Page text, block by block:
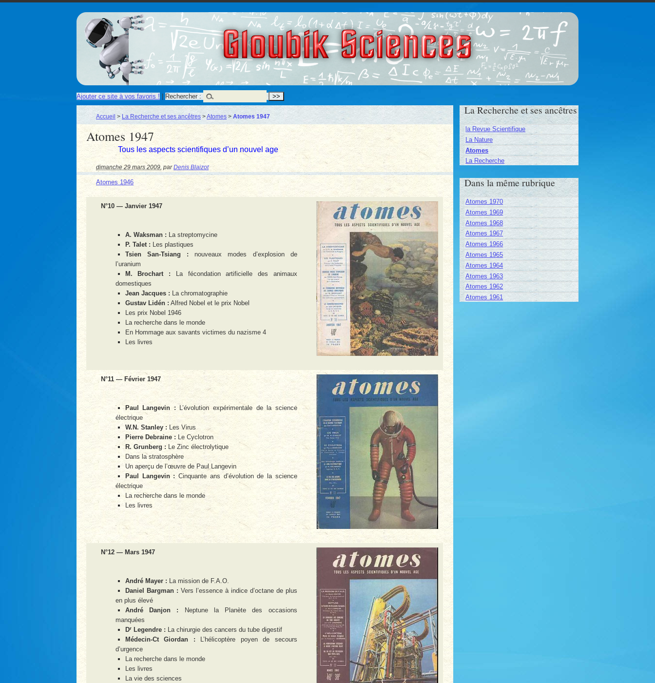
Gloubik Sciences
Ajouter ce site à vos favoris ! | Rechercher :
Accueil > La Recherche et ses ancêtres >Atomes > Atomes 1947
Atomes 1947
Tous les aspects scientifiques d’un nouvel age
dimanche 29 mars 2009 parDenis Blaizot
Atomes 1946
N°10 — Janvier 1947
A. Waksman : La streptomycine
P. Talet : Les plastiques
Tsien San-Tsiang : nouveaux modes d’explosion de
l’uranium
M. Brochart : La fécondation artificielle des animaux
domestiques
Jean Jacques : La chromatographie
Gustav Lidén : Alfred Nobel et le prix Nobel
Les prix Nobel 1946
La recherche dans le monde
En Hommage aux savants victimes du nazisme 4
Les livres
N°11 — Février 1947
Paul Langevin :L’évolution expérimentale de la science
électrique
W.N. Stanley : Les Virus
Pierre Debraine :Le Cyclotron
R. Grunberg :Le Zinc électrolytique
Dans la stratosphère
Un aperçu de l’œuvre de Paul Langevin
Paul Langevin : Cinquante ans d’évolution de la science
électrique
La recherche dans le monde
Les livres
N°12 — Mars 1947
André Mayer : La mission de F.A.O.
Daniel Bargman : Vers l’essence à indice d’octane de plus
en plus élevé
André Danjon : Neptune la Planète des occasions
manquées
DrLegendre : La chirurgie des cancers du tube digestif
Médecin-Ct Giordan : L’hélicoptère poyen de secours
d’urgence
La recherche dans le monde
Les livres
La vie des sciences
La Recherche et ses ancêtres
la Revue Scientifique
La Nature
Atomes
La Recherche
Dans la même rubrique
Atomes 1970
Atomes 1969
Atomes 1968
Atomes 1967
Atomes 1966
Atomes 1965
Atomes 1964
Atomes 1963
Atomes 1962
Atomes 1961